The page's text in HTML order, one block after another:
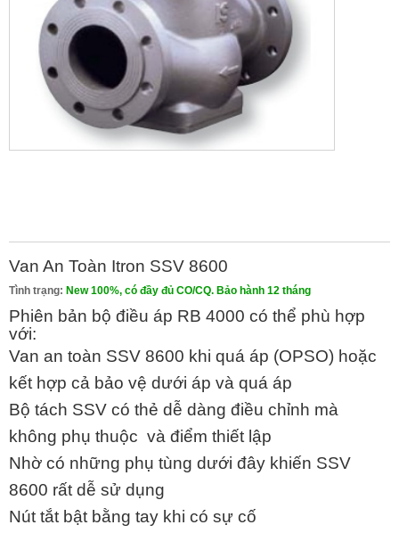
Van An Toàn Itron SSV 8600
Tình trạng: New 100%, có đầy đủ CO/CQ. Bảo hành 12 tháng
Phiên bản bộ điều áp RB 4000 có thể phù hợp
với:
Van an toàn SSV 8600 khi quá áp (OPSO) hoặc
kết hợp cả bảo vệ dưới áp và quá áp
Bộ tách SSV có thẻ dễ dàng điều chỉnh mà
không phụ thuộc và điểm thiết lập
Nhờ có những phụ tùng dưới đây khiến SSV
8600 rất dễ sử dụng
Nút tắt bật bằng tay khi có sự cố